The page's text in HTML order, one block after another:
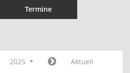
Termine
2025
Aktuell